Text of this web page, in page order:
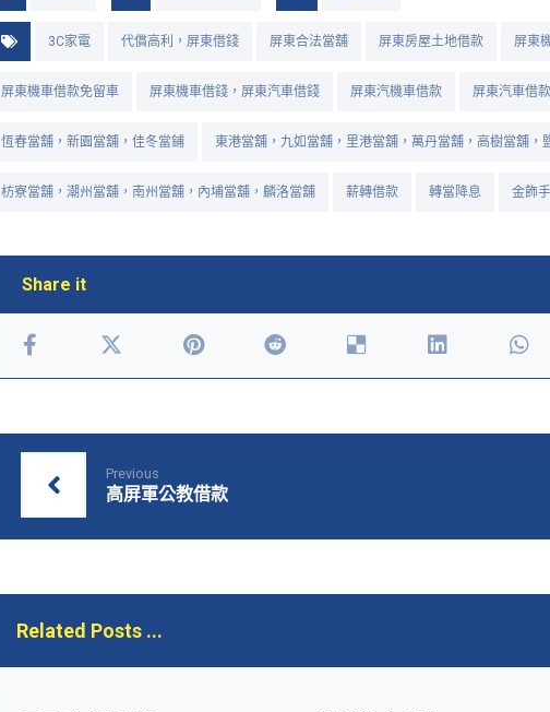
3C家電 代償高利，屏東借錢 屏東合法當舖 屏東房屋土地借款 屏東
屏東機車借款免留車 屏東機車借錢，屏東汽車借錢 屏東汽機車借款 屏東汽車借
恆春當舖，新園當舖，佳冬當鋪 東港當舖，九如當舖，里港當舖，萬丹當舖，高樹當舖，
枋寮當舖，潮州當舖，南州當舖，內埔當舖，麟洛當舖 薪轉借款 轉當降息 金飾
Previous
高屏軍公教借款
Related Posts ...